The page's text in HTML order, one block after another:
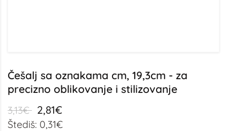
Češalj sa oznakama cm, 19,3cm - za
precizno oblikovanje i stilizovanje
3,13€ 2,81€
Štediš: 0,31€